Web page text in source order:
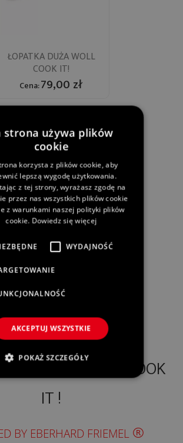
ŁOPATKA DUŻA WOLL
COOK IT!
Cena:79,00 zł
PODKŁADKA WOLL COOK
IT!
Cena:49,00 zł
produktu GPSR
WOLL COOK
IT !
BY EBERHARD FRIEMEL ®
strona używa plików
cookie
korzysta z plików cookie, aby
lepszą wygodę użytkowania.
z tej strony, wyrażasz zgodę na
przez nas wszystkich plików cookie
z warunkami naszej polityki plików
cookie. Dowiedz się więcej
WYDAJNOŚĆ
AKCEPTUJ WSZYSTKIE
POKAŻ SZCZEGÓŁY